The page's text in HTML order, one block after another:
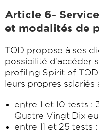
Article 6-
et modalités de
TOD propose à ses
possibilité d’accéder
profiling Spirit of
leurs propres salariés
entre 1 et 10 tests :
Quatre Vingt Dix
entre 11 et 25 tests